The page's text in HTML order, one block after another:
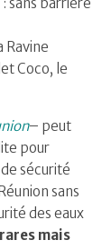
Ravine
Coco, le
– peut
pour
sécurité
sans
des eaux
mais